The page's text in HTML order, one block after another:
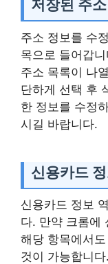
저장된 주
주소 정보를 수
목으로 들어갑
주소 목록이 나
단하게 선택 후
한 정보를 수정
시길 바랍니다.
신용카드
신용카드 정보
다. 만약 크롬에
해당 항목에서
것이 가능합니